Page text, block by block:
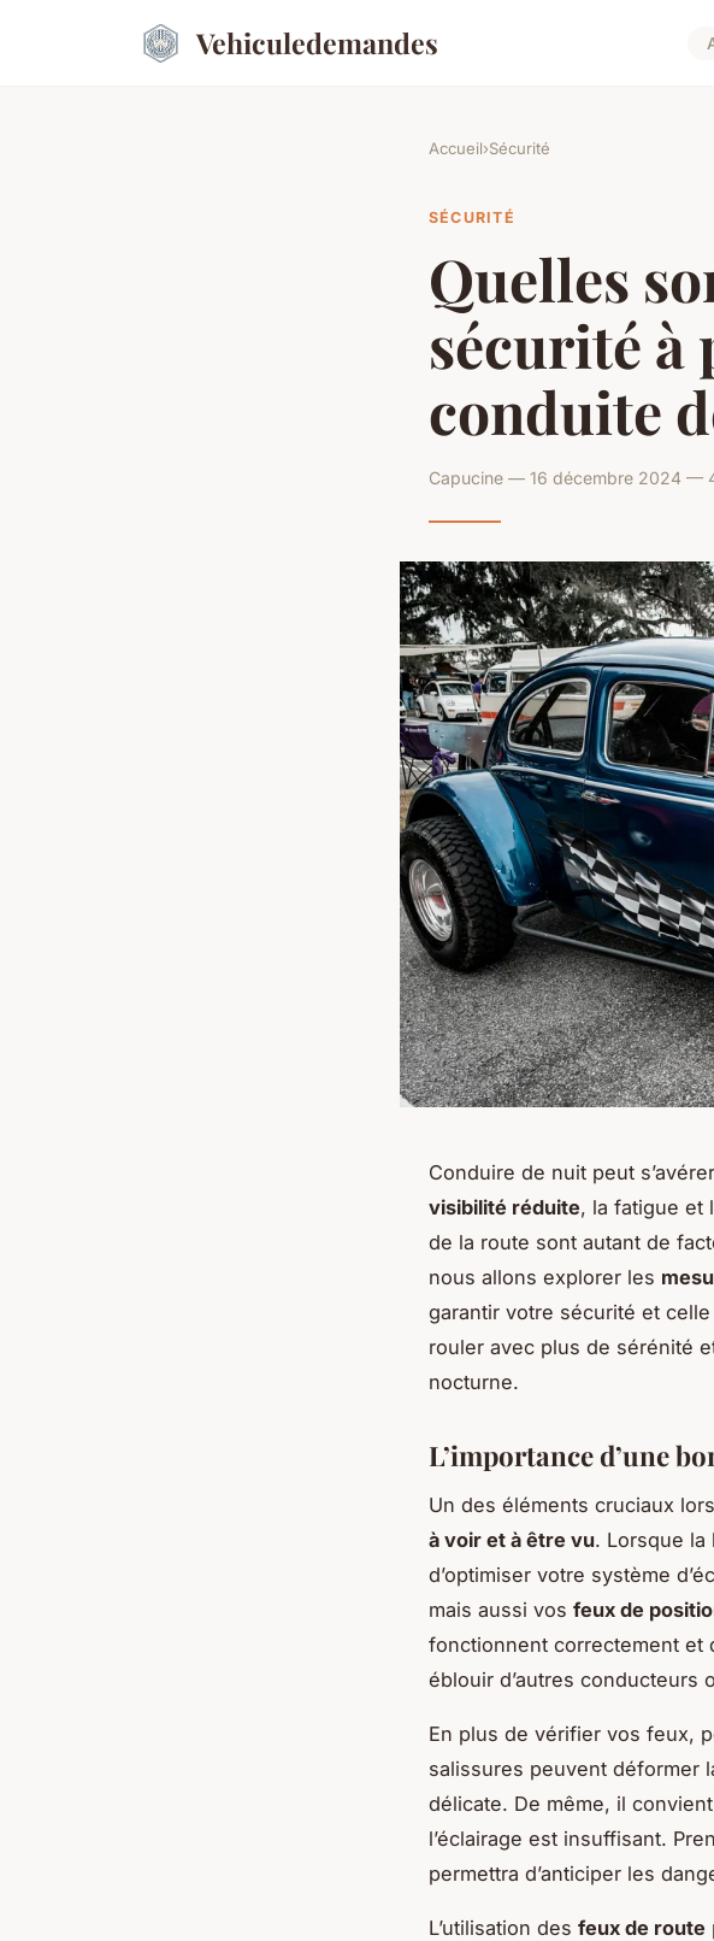
Vehiculedemandes
Accueil›Sécurité
SÉCURITÉ
Quelles
sécurité à
conduite
Capucine — 16 décembre 2024 —
Conduire de nuit peut
visibilité réduite, la fatigue et
de la route sont autant de
nous allons explorer les
garantir votre sécurité et
rouler avec plus de sérénité
nocturne.
L’importance d’une
Un des éléments cruciaux
à voir et à être vu. Lorsque la
d’optimiser votre système
mais aussi vos feux de
fonctionnent correctement et
éblouir d’autres conducteurs
En plus de vérifier vos feux,
salissures peuvent déformer
délicate. De même, il
l’éclairage est insuffisant.
permettra d’anticiper les
L’utilisation des feux de route